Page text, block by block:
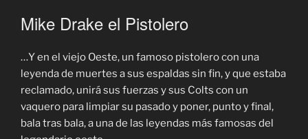
Mike Drake el Pistolero
…Y en el viejo Oeste, un famoso pistolero con una
leyenda de muertes a sus espaldas sin fin, y que estaba
reclamado, unirá sus fuerzas y sus Colts con un
vaquero para limpiar su pasado y poner, punto y final,
bala tras bala, a una de las leyendas más famosas del